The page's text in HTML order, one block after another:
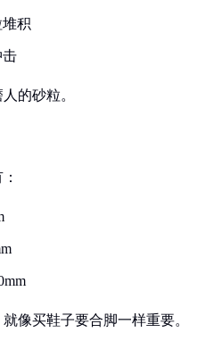
积
击
的砂粒。
像买鞋子要合脚一样重要。